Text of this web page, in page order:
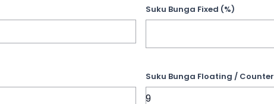
Suku Bunga Fixed (%)
Suku Bunga Floating /